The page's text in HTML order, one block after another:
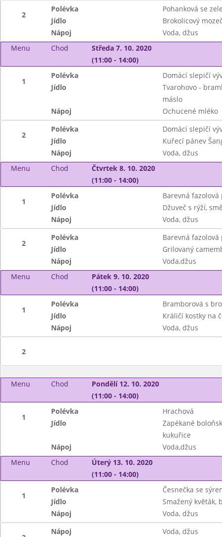
2
Polévka
Pohanková se
Jídlo
Brokolicový
Nápoj
Voda, džus
Menu
Chod
Středa 7. 10. 2020
(11:00 - 14:00)
1
Polévka
Domácí slepičí
Jídlo
Tvarohovo -
máslo
Nápoj
Ochucené mléko
2
Polévka
Domácí slepičí
Jídlo
Kuřecí pánev
Nápoj
Voda, džus
Menu
Chod
Čtvrtek 8. 10. 2020
(11:00 - 14:00)
1
Polévka
Barevná
Jídlo
Džuveč s rýží,
Nápoj
Voda, džus
2
Polévka
Barevná
Jídlo
Grilovaný
Nápoj
Voda,džus
Menu
Chod
Pátek 9. 10. 2020
(11:00 - 14:00)
1
Polévka
Bramborová s
Jídlo
Králičí kostky na
Nápoj
Voda, džus
2
Menu Chod
Pondělí 12. 10. 2020
(11:00 - 14:00)
1
Polévka
Hrachová
Jídlo
Zapékané
kukuřice
Nápoj
Voda,džus
Menu
Chod
Úterý 13. 10. 2020
(11:00 - 14:00)
1
Polévka
Česnečka se
Jídlo
Smažený květák,
Nápoj
Voda, džus
Nápoj Voda, džus